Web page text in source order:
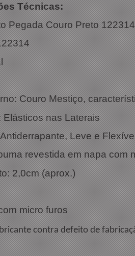
Técnicas:
Pegada Couro Preto 122314
Couro Mestiço,
Elásticos nas Laterais
Leve e
revestida em napa com
2,0cm (aprox.)
micro furos
contra defeito de